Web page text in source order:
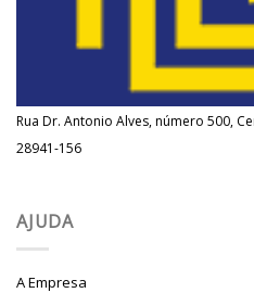
Rua Dr. Antonio Alves, número 500,
28941-156
AJUDA
A Empresa